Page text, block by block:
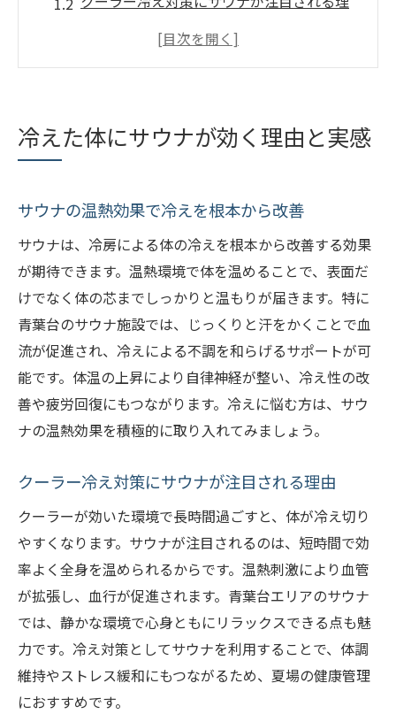
サウナ利用で肩こりや疲労感をスッキリ解
サウナの温もりが日常の冷えを癒やす秘訣
青葉台エリアの静かなサウナで心身リセッ
ト
大人限定のサウナ空間で贅沢な癒やしを満
喫
サウナ利用時のおすすめ静寂タイムの過ご
し方
サウナとリラックススペースで安らぎ体験
ーション
サウナでの呼吸法と瞑想で癒やし効果を高
める
クーラー冷えなら温熱効果のサウナへ
温熱効果抜群のサウナで冷房疲れを和らげ
る
サウナで冷えた体を芯から温めるコツを紹
介
冷えた体にサウナが効く理由と実感
サウナの温熱効果で冷えを根本から改善
サウナは、冷房による体の冷えを根本から改善する効果
が期待できます。温熱環境で体を温めることで、表面だ
けでなく体の芯までしっかりと温もりが届きます。特に
青葉台のサウナ施設では、じっくりと汗をかくことで血
流が促進され、冷えによる不調を和らげるサポートが可
能です。体温の上昇により自律神経が整い、冷え性の改
善や疲労回復にもつながります。冷えに悩む方は、サウ
ナの温熱効果を積極的に取り入れてみましょう。
クーラー冷え対策にサウナが注目される理由
クーラーが効いた環境で長時間過ごすと、体が冷え切り
やすくなります。サウナが注目されるのは、短時間で効
率よく全身を温められるからです。温熱刺激により血管
が拡張し、血行が促進されます。青葉台エリアのサウナ
では、静かな環境で心身ともにリラックスできる点も魅
力です。冷え対策としてサウナを利用することで、体調
維持やストレス緩和にもつながるため、夏場の健康管理
におすすめです。